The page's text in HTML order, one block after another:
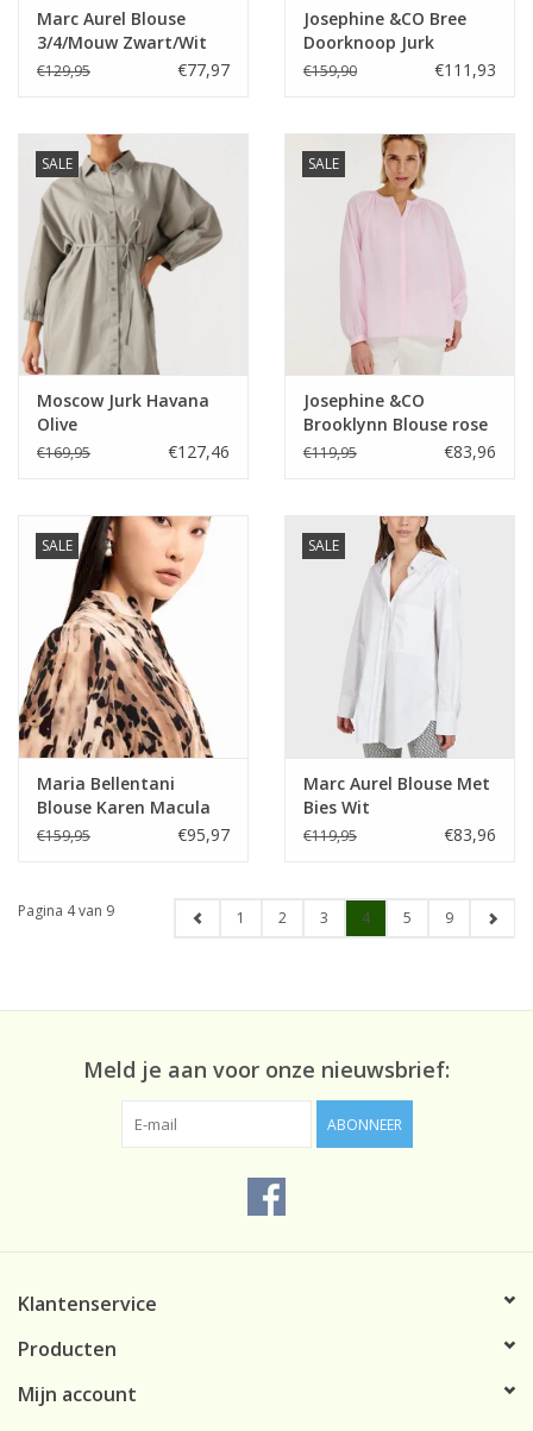
Marc Aurel Blouse
3/4/Mouw Zwart/Wit
€129,95 €77,97
Josephine &CO Bree
Doorknoop Jurk
Kapmouw Gestreept
€159,90 €111,93
SALE
Moscow Jurk Havana
Olive
€169,95 €127,46
SALE
Josephine &CO
Brooklynn Blouse rose
€119,95 €83,96
SALE
Maria Bellentani
Blouse Karen Macula
Kasha
€159,95 €95,97
SALE
Marc Aurel Blouse Met
Bies Wit
€119,95 €83,96
Pagina 4 van 9 1 2 3 4 5 9
Meld je aan voor onze nieuwsbrief:
ABONNEER
Klantenservice
Producten
Mijn account